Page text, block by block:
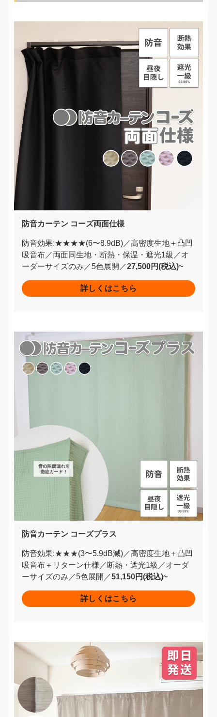
防音カーテン コーズ両面仕様
防音効果:★★★★(6〜8.9dB)／高密度生地＋凸凹
吸音布／両面同生地・断熱・保温・遮光1級／オ
ーダーサイズのみ／5色展開／27,500円(税込)~
詳しくはこちら
防音カーテン コーズプラス
防音効果:★★★(3〜5.9dB減)／高密度生地＋凸凹
吸音布＋リターン仕様／断熱・遮光1級／オーダ
ーサイズのみ／5色展開／51,150円(税込)~
詳しくはこちら